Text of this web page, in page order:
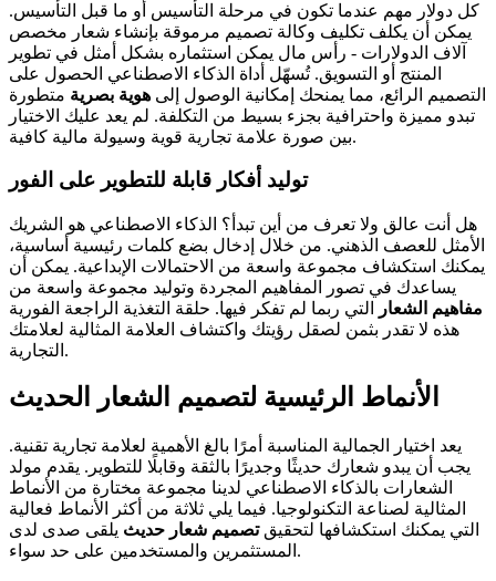
كل دولار مهم عندما تكون في مرحلة التأسيس أو ما قبل التأسيس.
يمكن أن يكلف تكليف وكالة تصميم مرموقة بإنشاء شعار مخصص
آلاف الدولارات - رأس مال يمكن استثماره بشكل أمثل في تطوير
المنتج أو التسويق. تُسهّل أداة الذكاء الاصطناعي الحصول على
التصميم الرائع، مما يمنحك إمكانية الوصول إلى هوية بصرية متطورة
تبدو مميزة واحترافية بجزء بسيط من التكلفة. لم يعد عليك الاختيار
بين صورة علامة تجارية قوية وسيولة مالية كافية.
توليد أفكار قابلة للتطوير على الفور
هل أنت عالق ولا تعرف من أين تبدأ؟ الذكاء الاصطناعي هو الشريك
الأمثل للعصف الذهني. من خلال إدخال بضع كلمات رئيسية أساسية،
يمكنك استكشاف مجموعة واسعة من الاحتمالات الإبداعية. يمكن أن
يساعدك في تصور المفاهيم المجردة وتوليد مجموعة واسعة من
مفاهيم الشعار
التي ربما لم تفكر فيها. حلقة التغذية الراجعة الفورية
هذه لا تقدر بثمن لصقل رؤيتك واكتشاف العلامة المثالية لعلامتك
التجارية.
الأنماط الرئيسية لتصميم الشعار الحديث
يعد اختيار الجمالية المناسبة أمرًا بالغ الأهمية لعلامة تجارية تقنية.
يجب أن يبدو شعارك حديثًا وجديرًا بالثقة وقابلًا للتطوير. يقدم مولد
الشعارات بالذكاء الاصطناعي لدينا مجموعة مختارة من الأنماط
المثالية لصناعة التكنولوجيا. فيما يلي ثلاثة من أكثر الأنماط فعالية
التي يمكنك استكشافها لتحقيقتصميم شعار حديث يلقى صدى لدى
المستثمرين والمستخدمين على حد سواء.